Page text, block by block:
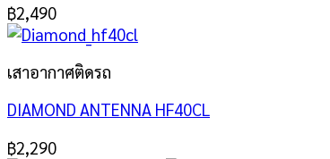
฿2,490
เสาอากาศติดรถ
DIAMOND ANTENNA HF40CL
฿2,290